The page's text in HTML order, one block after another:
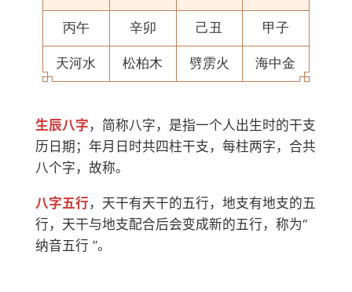
丙午 辛卯 己丑 甲子
天河水 松柏木 劈雳火 海中金
生辰八字 ，简称八字，是指一个人出生时的干支
历日期；年月日时共四柱干支，每柱两字，合共
八个字，故称。
八字五行 ，天干有天干的五行，地支有地支的五
行，天干与地支配合后会变成新的五行，称为“
纳音五行 ”。